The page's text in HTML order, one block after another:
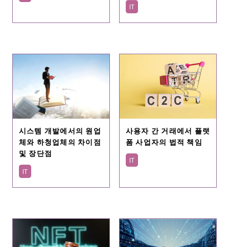
IT
시스템 개발에서의 원업
체와 하청업체의 차이점
및 장단점
IT
사용자 간 거래에서 플랫
폼 사업자의 법적 책임
IT